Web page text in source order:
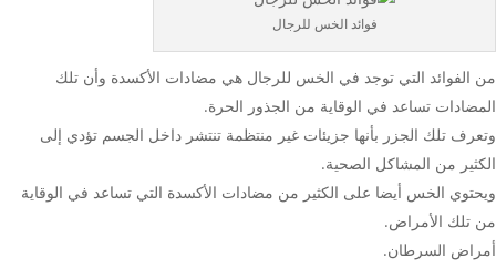
فوائد الخس للرجال
من الفوائد التي توجد في الخس للرجال هي مضادات الأكسدة وأن تلك
المضادات تساعد في الوقاية من الجذور الحرة.
وتعرف تلك الجزر بأنها جزيئات غير منتظمة تنتشر داخل الجسم تؤدي إلى
الكثير من المشاكل الصحية.
ويحتوي الخس أيضا على الكثير من مضادات الأكسدة التي تساعد في الوقاية
من تلك الأمراض.
أمراض السرطان.